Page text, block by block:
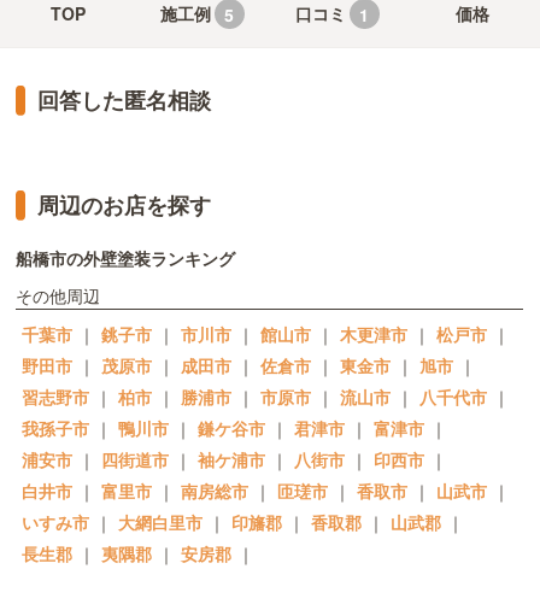
TOP 施工例 5 口コミ 1 価格
回答した匿名相談
周辺のお店を探す
船橋市の外壁塗装ランキング
その他周辺
千葉市 ｜ 銚子市 ｜ 市川市 ｜ 館山市 ｜ 木更津市 ｜ 松戸市 ｜
野田市 ｜ 茂原市 ｜ 成田市 ｜ 佐倉市 ｜ 東金市 ｜ 旭市 ｜
習志野市 ｜ 柏市 ｜ 勝浦市 ｜ 市原市 ｜ 流山市 ｜ 八千代市 ｜
我孫子市 ｜ 鴨川市 ｜ 鎌ケ谷市 ｜ 君津市 ｜ 富津市 ｜
浦安市 ｜ 四街道市 ｜ 袖ケ浦市 ｜ 八街市 ｜ 印西市 ｜
白井市 ｜ 富里市 ｜ 南房総市 ｜ 匝瑳市 ｜ 香取市 ｜ 山武市 ｜
いすみ市 ｜ 大網白里市 ｜ 印旛郡 ｜ 香取郡 ｜ 山武郡 ｜
長生郡 ｜ 夷隅郡 ｜ 安房郡 ｜